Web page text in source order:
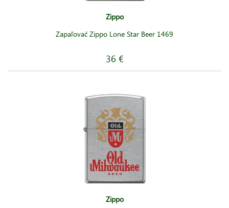
Zippo
Zapaľovač Zippo Lone Star Beer 1469
36 €
Zippo